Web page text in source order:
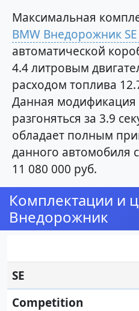
Максимальная
BMW Внедорожник SE
автоматической
4.4 литровым
расходом топлива
Данная модификация
разгоняться за 3.9
обладает полным
данного автомобиля
11 080 000 руб.
Комплектации и
Внедорожник
SE
Competition